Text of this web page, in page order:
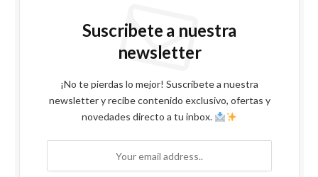
Suscribete a nuestra
newsletter
¡No te pierdas lo mejor! Suscríbete a nuestra
newsletter y recibe contenido exclusivo, ofertas y
novedades directo a tu inbox.